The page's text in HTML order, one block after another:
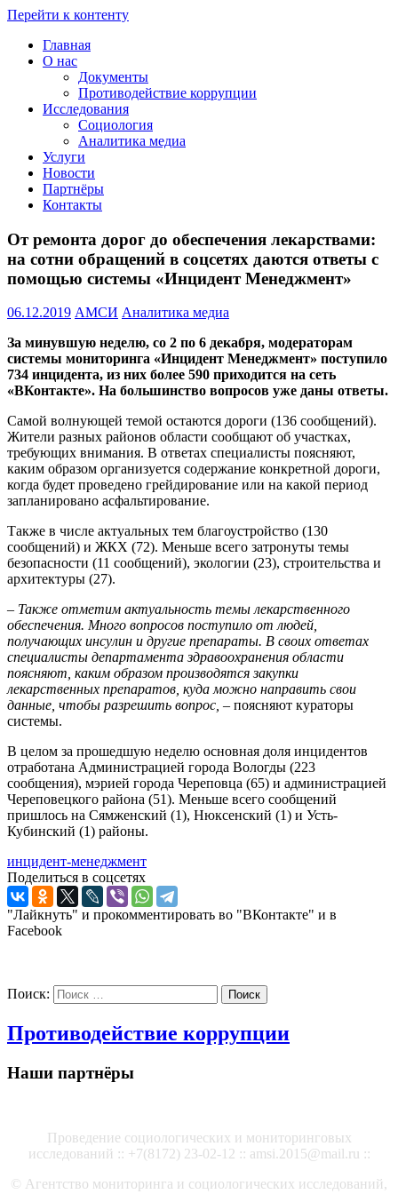
Перейти к контенту
Проведение
социологических
мониторинговых
исследований
+7(8172)
amsi.2015@mail.ru
Главная
О нас
Документы
Противодействие коррупции
Исследования
Социология
Аналитика медиа
Услуги
Новости
Партнёры
Контакты
От ремонта дорог до обеспечения лекарствами:
на сотни обращений в соцсетях даются ответы с
помощью системы «Инцидент Менеджмент»
06.12.2019 АМСИ Аналитика медиа
За минувшую неделю, со 2 по 6 декабря, модераторам
системы мониторинга «Инцидент Менеджмент» поступило
734 инцидента, из них более 590 приходится на сеть
«ВКонтакте». На большинство вопросов уже даны ответы.
Самой волнующей темой остаются дороги (136 сообщений).
Жители разных районов области сообщают об участках,
требующих внимания. В ответах специалисты поясняют,
каким образом организуется содержание конкретной дороги,
когда будет проведено грейдирование или на какой период
запланировано асфальтирование.
Также в числе актуальных тем благоустройство (130
сообщений) и ЖКХ (72). Меньше всего затронуты темы
безопасности (11 сообщений), экологии (23), строительства и
архитектуры (27).
– Также отметим актуальность темы лекарственного
обеспечения. Много вопросов поступило от людей,
получающих инсулин и другие препараты. В своих ответах
специалисты департамента здравоохранения области
поясняют, каким образом производятся закупки
лекарственных препаратов, куда можно направить свои
данные, чтобы разрешить вопрос, – поясняют кураторы
системы.
В целом за прошедшую неделю основная доля инцидентов
отработана Администрацией города Вологды (223
сообщения), мэрией города Череповца (65) и администрацией
Череповецкого района (51). Меньше всего сообщений
пришлось на Сямженский (1), Нюксенский (1) и Усть-
Кубинский (1) районы.
инцидент-менеджмент
Поделиться в соцсетях
"Лайкнуть" и прокомментировать во "ВКонтакте" и в
Facebook
Поиск: Поиск
Противодействие коррупции
Наши партнёры
Проведение социологических и мониторинговых
исследований :: +7(8172) 23-02-12 :: amsi.2015@mail.ru ::
© Агентство мониторинга и социологических исследований,